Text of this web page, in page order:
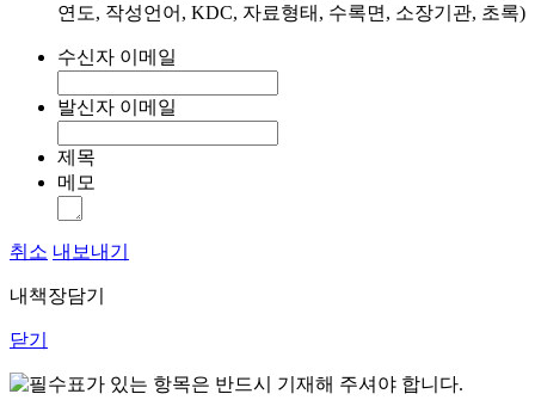
연도, 작성언어, KDC, 자료형태, 수록면, 소장기관, 초록)
수신자 이메일
발신자 이메일
제목
메모
취소 내보내기
내책장담기
닫기
표가 있는 항목은 반드시 기재해 주셔야 합니다.